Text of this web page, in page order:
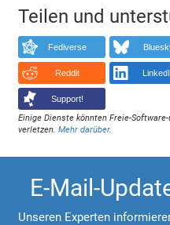
Teilen und
Fediverse
Reddit
Support!
Einige Dienste könnten Freie-
verletzen.Mehr darüber.
E-Mail-
Unseren Experten